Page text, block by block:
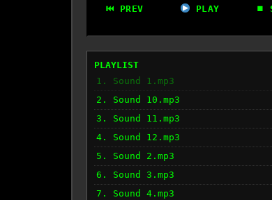
⏮ PREV PLAY ⏹
PLAYLIST
1. Sound 1.mp3
2. Sound 10.mp3
3. Sound 11.mp3
4. Sound 12.mp3
5. Sound 2.mp3
6. Sound 3.mp3
7. Sound 4.mp3